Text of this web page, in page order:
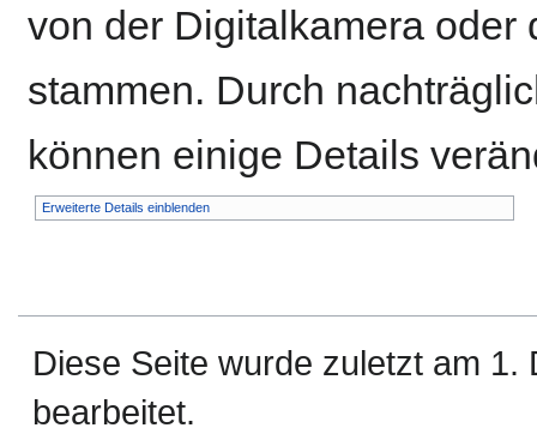
von der Digitalkamera oder
stammen. Durch
können einige Details
Erweiterte Details einblenden
Diese Seite wurde zuletzt am
bearbeitet.